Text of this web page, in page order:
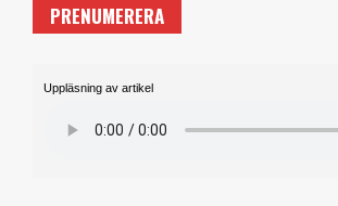
PRENUMERERA
Uppläsning av artikel